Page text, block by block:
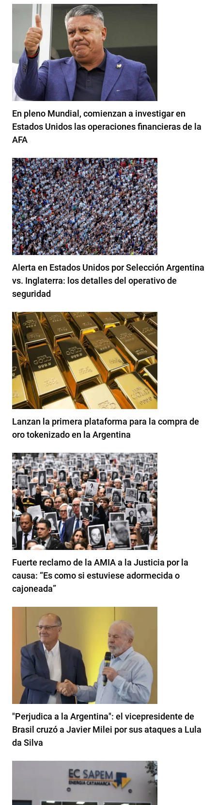
En pleno Mundial, comienzan a investigar en
Estados Unidos las operaciones financieras de la
AFA
Alerta en Estados Unidos por Selección Argentina
vs. Inglaterra: los detalles del operativo de
seguridad
Lanzan la primera plataforma para la compra de
oro tokenizado en la Argentina
Fuerte reclamo de la AMIA a la Justicia por la
causa: “Es como si estuviese adormecida o
cajoneada”
"Perjudica a la Argentina": el vicepresidente de
Brasil cruzó a Javier Milei por sus ataques a Lula
da Silva